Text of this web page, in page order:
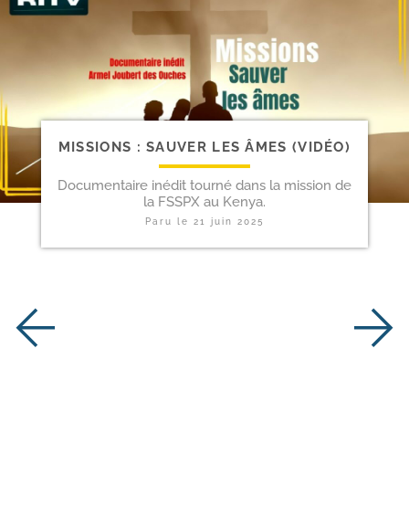
MISSIONS : SAUVER LES ÂMES (VIDÉO)
Documentaire inédit tourné dans la mission de
la FSSPX au Kenya.
Paru le 21 juin 2025